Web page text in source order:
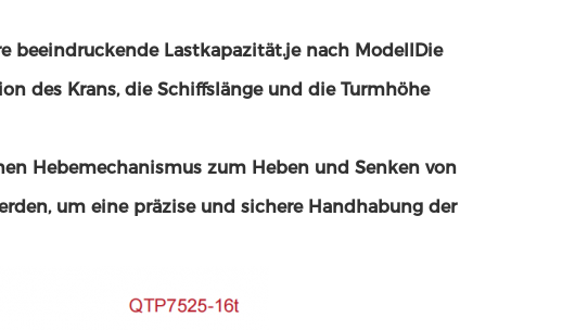
beeindruckende Lastkapazität.je nach ModellDie
des Krans, die Schiffslänge und die Turmhöhe
Hebemechanismus zum Heben und Senken von
um eine präzise und sichere Handhabung der